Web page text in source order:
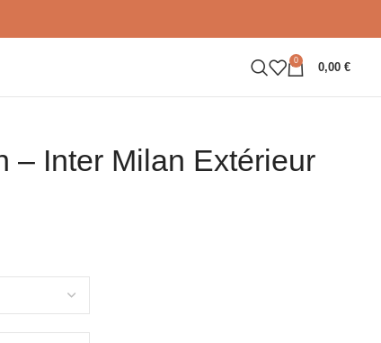
0
0,00 €
– Inter Milan Extérieur